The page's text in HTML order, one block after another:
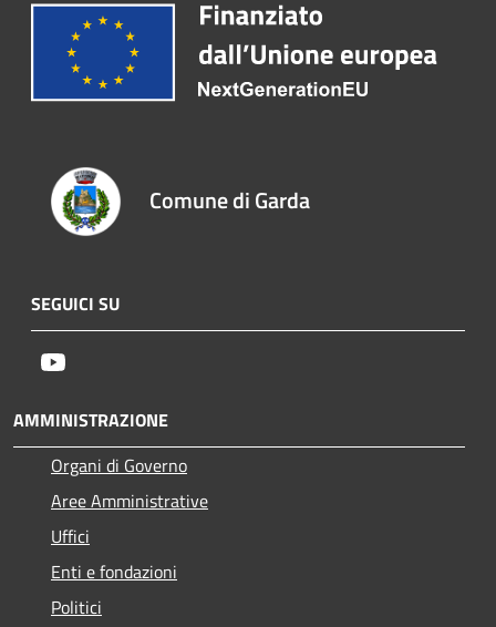
Comune di Garda
SEGUICI SU
AMMINISTRAZIONE
Organi di Governo
Aree Amministrative
Uffici
Enti e fondazioni
Politici